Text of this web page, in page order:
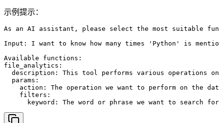
示例提示：
As an AI assistant, please select the most suitable
Input: I want to know how many times 'Python' is
Available functions:
file_analytics:
description: This tool performs various operations
  params:
action: The operation we want to perform on the
    filters:
keyword: The word or phrase we want to search